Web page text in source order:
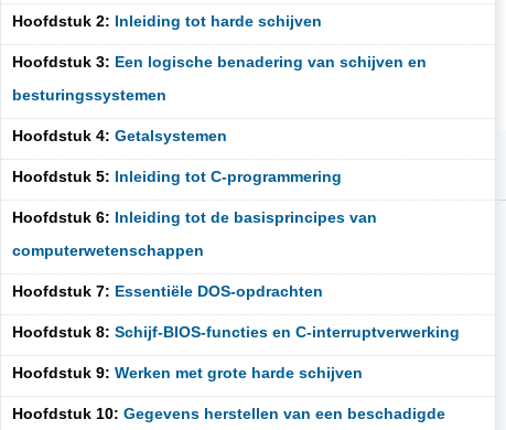
Hoofdstuk 2: Inleiding tot harde schijven
Hoofdstuk 3: Een logische benadering van schijven en
besturingssystemen
Hoofdstuk 4: Getalsystemen
Hoofdstuk 5: Inleiding tot C-programmering
Hoofdstuk 6: Inleiding tot de basisprincipes van
computerwetenschappen
Hoofdstuk 7: Essentiële DOS-opdrachten
Hoofdstuk 8: Schijf-BIOS-functies en C-interruptverwerking
Hoofdstuk 9: Werken met grote harde schijven
Hoofdstuk 10: Gegevens herstellen van een beschadigde